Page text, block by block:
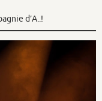
d’A..!